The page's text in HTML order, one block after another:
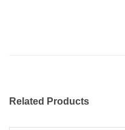
Related Products